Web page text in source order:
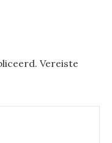
Vereiste